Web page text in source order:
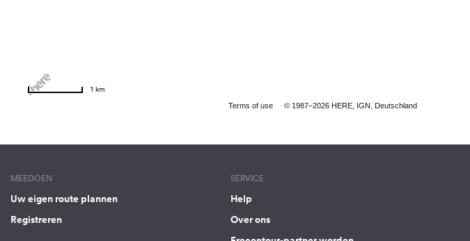
Terms of use © 1987–2026 HERE, IGN, Deutschland
1 km
MEEDOEN
Uw eigen route plannen
Registreren
SERVICE
Help
Over ons